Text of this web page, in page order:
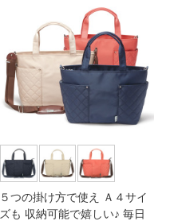
５つの掛け方で使え Ａ４サイ
ズも 収納可能で嬉しい♪ 毎日